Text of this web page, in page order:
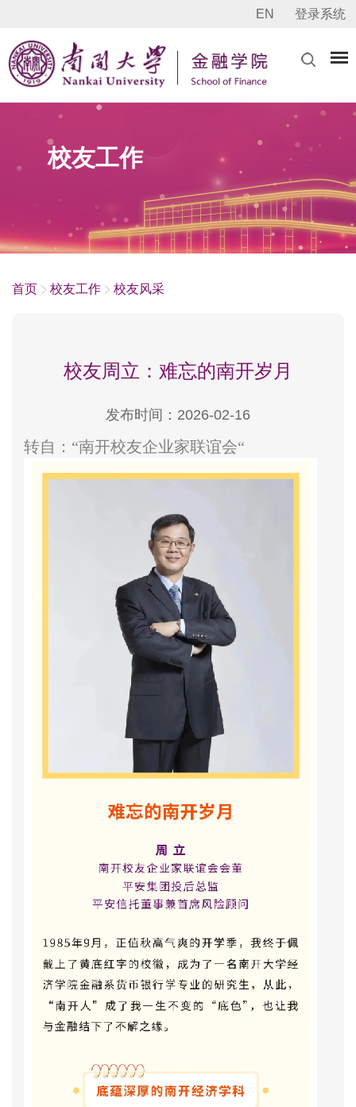
EN 登录系统
校友工作
首页 校友工作 校友风采
校友周立：难忘的南开岁月
发布时间：2026-02-16
转自：“南开校友企业家联谊会“